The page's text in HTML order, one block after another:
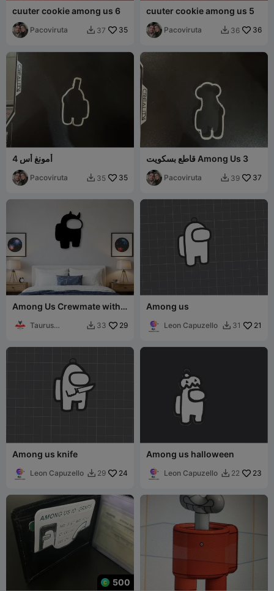
cuuter cookie among us 6
Pacoviruta  37 35
cuuter cookie among us 5
Pacoviruta  36 36
أمونغ أس 4
Pacoviruta  35 35
قاطع بسكويت Among Us 3
Pacoviruta  39 37
Among Us Crewmate with
Taurus
 33 29
Among us
Leon Capuzello  31 21
Among us knife
Leon Capuzello  29 24
Among us halloween
Leon Capuzello  22 23
500